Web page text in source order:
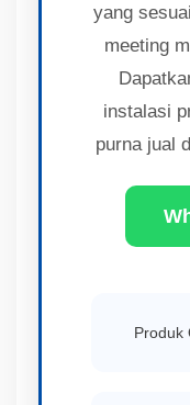
yang
meeting
instalasi
purna jual
Produk